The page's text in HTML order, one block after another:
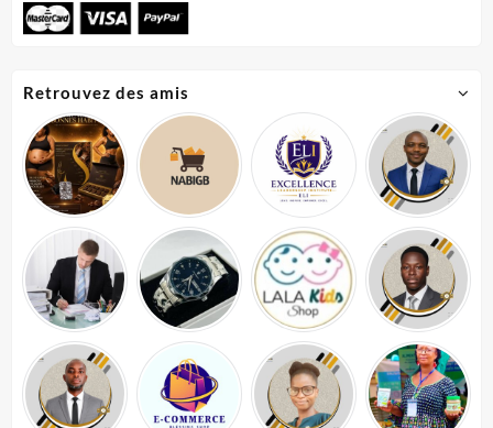
Retrouvez des amis